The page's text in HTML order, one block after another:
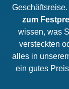
zum
wissen, was
versteckten
alles in
ein gutes